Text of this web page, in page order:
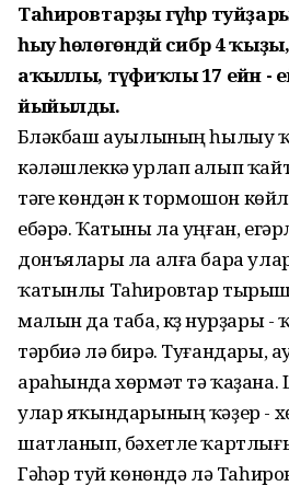
Таһировтарҙы гәүһәр
һыу һөлөгөндәй сибәр 4
аҡыллы, тәүфиҡлы 17 ейән -
йыйылды.
Бүләкбаш ауылының һылыу
кәләшлеккә урлап алып
тәүге көндән үк тормошон
ебәрә. Ҡатыны ла уңған,
донъялары ла алға бара
ҡатынлы Таһировтар
малын да таба, күҙ нурҙары
тәрбиә лә бирә. Туғандары,
араһында хөрмәт тә ҡаҙана.
улар яҡындарының ҡәҙер -
шатланып, бәхетле
Гәүһәр туй көнөндә лә